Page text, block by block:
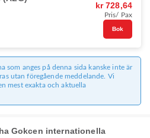
kr 728,64
Pris/ Pax
Bok
som anges på denna sida kanske inte är
utan föregående meddelande. Vi
mest exakta och aktuella
Gokcen internationella